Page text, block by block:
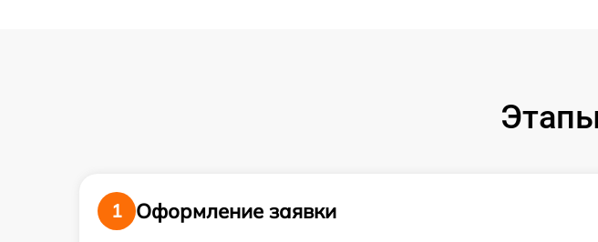
1
Оформление заявки